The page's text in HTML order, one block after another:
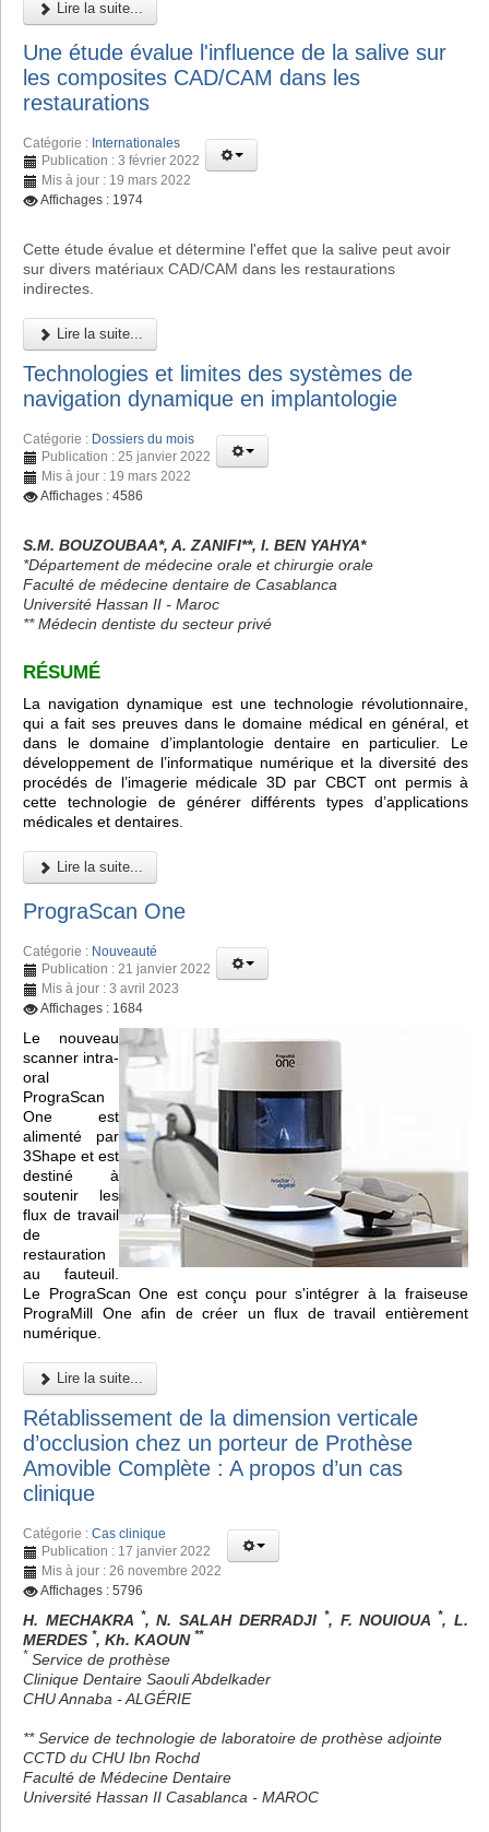
Lire la suite...
Une étude évalue l'influence de la salive sur
les composites CAD/CAM dans les
restaurations
Catégorie : Internationales
Publication : 3 février 2022
Mis à jour : 19 mars 2022
Affichages : 1974
Cette étude évalue et détermine l'effet que la salive peut avoir
sur divers matériaux CAD/CAM dans les restaurations
indirectes.
Lire la suite...
Technologies et limites des systèmes de
navigation dynamique en implantologie
Catégorie : Dossiers du mois
Publication : 25 janvier 2022
Mis à jour : 19 mars 2022
Affichages : 4586
S.M. BOUZOUBAA*, A. ZANIFI**, I. BEN YAHYA*
*Département de médecine orale et chirurgie orale
Faculté de médecine dentaire de Casablanca
Université Hassan II - Maroc
** Médecin dentiste du secteur privé
RÉSUMÉ
La navigation dynamique est une technologie révolutionnaire,
qui a fait ses preuves dans le domaine médical en général, et
dans le domaine d’implantologie dentaire en particulier. Le
développement de l’informatique numérique et la diversité des
procédés de l’imagerie médicale 3D par CBCT ont permis à
cette technologie de générer différents types d’applications
médicales et dentaires.
Lire la suite...
PrograScan One
Catégorie : Nouveauté
Publication : 21 janvier 2022
Mis à jour : 3 avril 2023
Affichages : 1684
Le nouveau
scanner intra-
oral
PrograScan
One est
alimenté par
3Shape et est
destiné à
soutenir les
flux de travail
de
restauration
au fauteuil.
Le PrograScan One est conçu pour s'intégrer à la fraiseuse
PrograMill One afin de créer un flux de travail entièrement
numérique.
Lire la suite...
Rétablissement de la dimension verticale
d’occlusion chez un porteur de Prothèse
Amovible Complète : A propos d’un cas
clinique
Catégorie : Cas clinique
Publication : 17 janvier 2022
Mis à jour : 26 novembre 2022
Affichages : 5796
H. MECHAKRA *, N. SALAH DERRADJI *, F. NOUIOUA *, L.
MERDES *, Kh. KAOUN **
* Service de prothèse
Clinique Dentaire Saouli Abdelkader
CHU Annaba - ALGÉRIE
** Service de technologie de laboratoire de prothèse adjointe
CCTD du CHU Ibn Rochd
Faculté de Médecine Dentaire
Université Hassan II Casablanca - MAROC